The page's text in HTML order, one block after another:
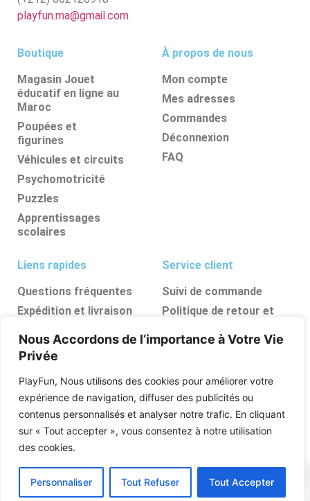
Nous Accordons de l’importance à Votre Vie
Privée
PlayFun, Nous utilisons des cookies pour améliorer votre
expérience de navigation, diffuser des publicités ou
contenus personnalisés et analyser notre trafic. En cliquant
sur « Tout accepter », vous consentez à notre utilisation
des cookies.
Personnaliser Tout Refuser Tout Accepter
playfun.ma@gmail.com
Boutique
Magasin Jouet
éducatif en ligne au
Maroc
Poupées et
figurines
Véhicules et circuits
Psychomotricité
Puzzles
Apprentissages
scolaires
À propos de nous
Mon compte
Mes adresses
Commandes
Déconnexion
FAQ
Liens rapides
Questions fréquentes
Expédition et livraison
remboursements
Ressources, conseils et
astuces
Boutique
Qui sommes nous
Posez vos questions
Service client
Suivi de commande
Politique de retour et
FAQ
PlayFun © 2026 Tous Les Droits Sont Réservés .